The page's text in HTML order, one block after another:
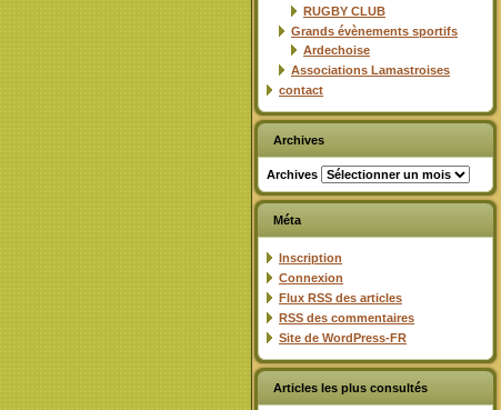
RUGBY CLUB
Grands évènements sportifs
Ardechoise
Associations Lamastroises
contact
Archives
Archives
Méta
Inscription
Connexion
Flux RSS des articles
RSS des commentaires
Site de WordPress-FR
Articles les plus consultés